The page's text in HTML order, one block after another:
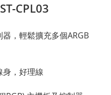
CPL03
，輕鬆擴充多個ARGB
身，好理線